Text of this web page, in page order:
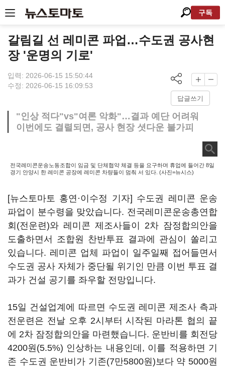
구독
갈림길 선 레미콘 파업…수도권 공사현
장 '운명의 기로'
입력: 2026-06-15 15:50:44
수정: 2026-06-15 16:09:53
답글쓰기
"인상 적다"vs"여론 악화"…결과 예단 어려워
이번에도 결렬되면, 공사 현장 셧다운 불가피
전국레미콘운송노동조합이 임금 및 단체협약 체결 등을 요구하며 휴업에 들어간 8일
경기 안양시 한 레미콘 공장에 레미콘 차량들이 멈춰 서 있다. (사진=뉴시스)
[뉴스토마토 홍연·이수정 기자] 수도권 레미콘 운송
파업이 분수령을 맞았습니다. 전국레미콘운송총연합
회(전운련)와 레미콘 제조사들이 2차 잠정합의안을
도출하면서 조합원 찬반투표 결과에 관심이 쏠리고
있습니다. 레미콘 업체 파업이 일주일째 접어들면서
수도권 공사 자체가 중단될 위기인 만큼 이번 투표 결
과가 건설 공기를 좌우할 전망입니다.
15일 건설업계에 따르면 수도권 레미콘 제조사 측과
전운련은 전날 오후 2시부터 시작된 마라톤 협의 끝
에 2차 잠정합의안을 마련했습니다. 운반비를 회전당
4200원(5.5%) 인상하는 내용인데, 이를 적용하면 기
존 수도권 운반비가 기존(7만5800원)보다 약 5000원